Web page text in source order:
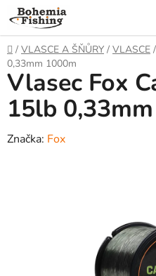
Přejít
na
obsah
Domů
/ VLASCE A ŠŇŮRY / VLASCE /
0,33mm 1000m
Vlasec Fox
15lb
Značka: Fox